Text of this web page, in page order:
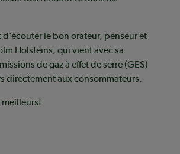
le bon orateur, penseur et
Holsteins, qui vient avec sa
de gaz à effet de serre (GES)
directement aux consommateurs.